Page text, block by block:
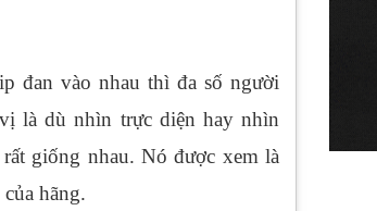
đan vào nhau thì đa số người
là dù nhìn trực diện hay nhìn
giống nhau. Nó được xem là
hãng.